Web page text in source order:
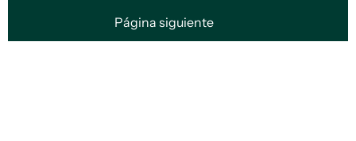
Página siguiente